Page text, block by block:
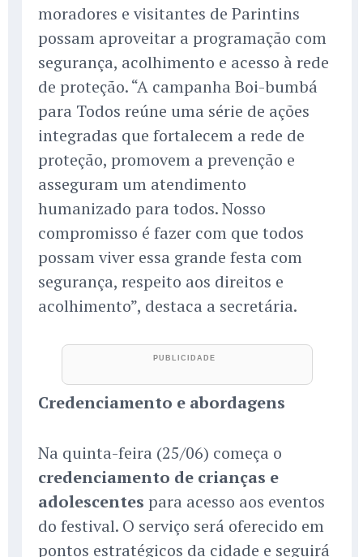
moradores e visitantes de Parintins
possam aproveitar a programação com
segurança, acolhimento e acesso à rede
de proteção. “A campanha Boi-bumbá
para Todos reúne uma série de ações
integradas que fortalecem a rede de
proteção, promovem a prevenção e
asseguram um atendimento
humanizado para todos. Nosso
compromisso é fazer com que todos
possam viver essa grande festa com
segurança, respeito aos direitos e
acolhimento”, destaca a secretária.
Credenciamento e abordagens
Na quinta-feira (25/06) começa o
credenciamento de crianças e
adolescentes para acesso aos eventos
do festival. O serviço será oferecido em
pontos estratégicos da cidade e seguirá